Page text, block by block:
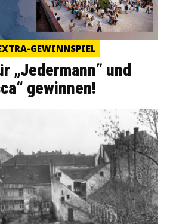
GEWINNSPIEL
„Jedermann“ und
gewinnen!